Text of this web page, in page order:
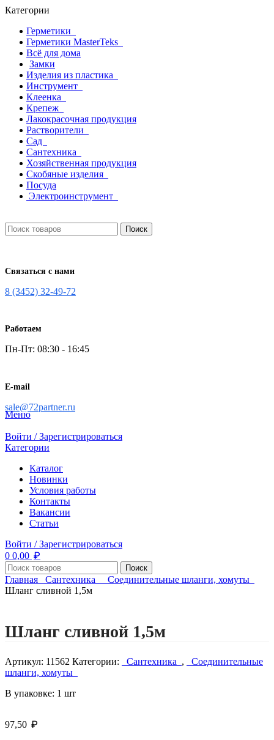
Категории
Герметики
Герметики MasterTeks
Всё для дома
Замки
Изделия из пластика
Инструмент
Клеенка
Крепеж
Лакокрасочная продукция
Растворители
Сад
Сантехника
Хозяйственная продукция
Скобяные изделия
Посуда
Электроинструмент
Поиск
Связаться с нами
8 (3452) 32-49-72
Работаем
Пн-Пт: 08:30 - 16:45
E-mail
sale@72partner.ru
Меню
Войти / Зарегистрироваться
Категории
Каталог
Новинки
Условия работы
Контакты
Вакансии
Статьи
Войти / Зарегистрироваться
0 0,00 ₽
Поиск
Главная Сантехника
Соединительные шланги, хомуты
Шланг сливной 1,5м
Шланг сливной 1,5м
Артикул: 11562 Категории: Сантехника ,
Соединительные
шланги, хомуты
В упаковке: 1 шт
97,50 ₽